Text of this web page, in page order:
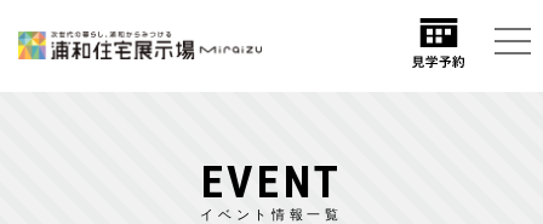
EVENT
イベント情報一覧